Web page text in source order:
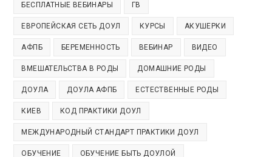
БЕСПЛАТНЫЕ ВЕБИНАРЫ ГВ
ЕВРОПЕЙСКАЯ СЕТЬ ДОУЛ КУРСЫ АКУШЕРКИ
АФПБ БЕРЕМЕННОСТЬ ВЕБИНАР ВИДЕО
ВМЕШАТЕЛЬСТВА В РОДЫ ДОМАШНИЕ РОДЫ
ДОУЛА ДОУЛА АФПБ ЕСТЕСТВЕННЫЕ РОДЫ
КИЕВ КОД ПРАКТИКИ ДОУЛ
МЕЖДУНАРОДНЫЙ СТАНДАРТ ПРАКТИКИ ДОУЛ
ОБУЧЕНИЕ ОБУЧЕНИЕ БЫТЬ ДОУЛОЙ